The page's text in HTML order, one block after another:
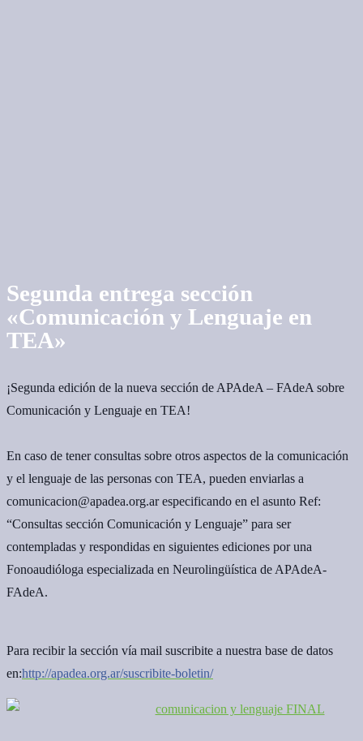
Segunda entrega sección
«Comunicación y Lenguaje en
TEA»
¡Segunda edición de la nueva sección de APAdeA – FAdeA sobre
Comunicación y Lenguaje en TEA!
En caso de tener consultas sobre otros aspectos de la comunicación
y el lenguaje de las personas con TEA, pueden enviarlas a
comunicacion@apadea.org.ar especificando en el asunto Ref:
“Consultas sección Comunicación y Lenguaje” para ser
contempladas y respondidas en siguientes ediciones por una
Fonoaudióloga especializada en Neurolingüística de APAdeA-
FAdeA.
Para recibir la sección vía mail suscribite a nuestra base de datos
en:http://apadea.org.ar/suscribite-boletin/